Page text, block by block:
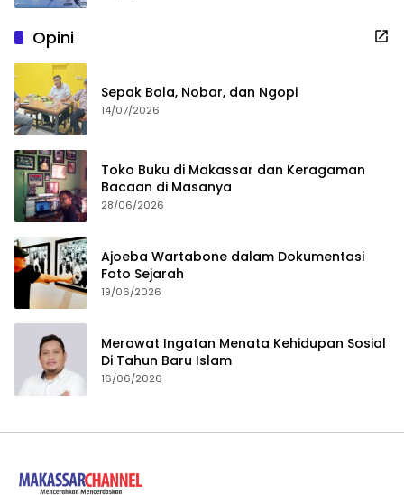
Opini
Sepak Bola, Nobar, dan Ngopi
14/07/2026
Toko Buku di Makassar dan Keragaman
Bacaan di Masanya
28/06/2026
Ajoeba Wartabone dalam Dokumentasi
Foto Sejarah
19/06/2026
Merawat Ingatan Menata Kehidupan Sosial
Di Tahun Baru Islam
16/06/2026